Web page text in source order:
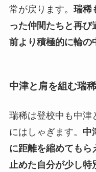
常が戻ります。 瑞稀
った仲間たちと再
前より積極的に輪の
中津と肩を組む瑞
瑞稀は登校中も中津
にはしゃぎます。 中
に距離を縮めてもら
止めた自分が少し